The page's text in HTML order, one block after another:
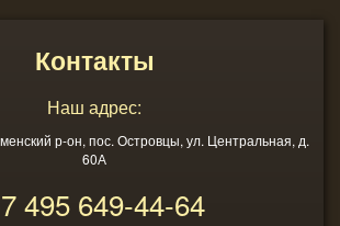
Контакты
Наш адрес:
р-он, пос. Островцы, ул. Центральная, д.
60А
495649-44-64